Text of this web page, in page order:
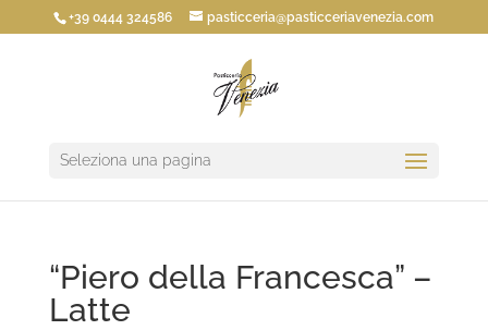
+39 0444 324586 pasticceria@pasticceriavenezia.com
Seleziona una pagina
“Piero della Francesca” –
Latte